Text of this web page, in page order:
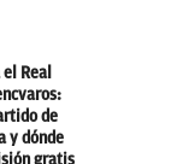
Real
de
y dónde
gratis